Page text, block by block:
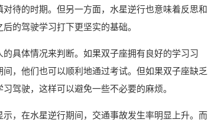
待的时期。但另一方面，水星逆行也意味着反思和
的驾驶学习打下更坚实的基础。
具体情况来判断。如果双子座拥有良好的学习习
，他们也可以顺利地通过考试。但如果双子座缺乏
驾驶，这样可以避免一些不必要的麻烦。
，在水星逆行期间，交通事故发生率明显上升。而